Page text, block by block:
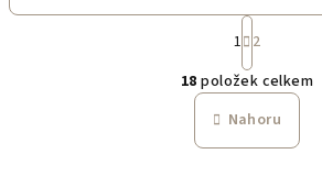
O
v
l
S
t
r
á
n
k
o
1 2
18 položek celkem
Nahoru